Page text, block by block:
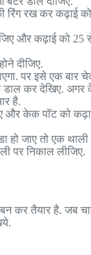
रिंग रख कर कढ़ाई
और कढ़ाई को
दीजिए.
पर इसे एक
कर देखिए. अगर
है.
और केक पॉट को
हो जाए तो एक
पर निकाल लीजिए.
बन कर तैयार है. जब